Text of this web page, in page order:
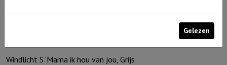
Windlicht S ‘Mama ik hou van jou, Grijs
Gelezen